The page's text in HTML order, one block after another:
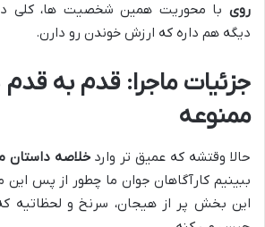
روی با محوریت همین شخصیت ها، کلی
دیگه هم داره که ارزش خوندن رو دارن.
جزئیات ماجرا: قدم به
ممنوعه
حالا وقتشه که عمیق تر واردخلاصه داستان
ببینیم کارآگاهان جوان ما چطور از پس این
این بخش پر از هیجان، سرنخ و لحظاتیه